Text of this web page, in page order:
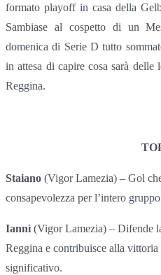
formato playoff in casa della
Sambiase al cospetto di un
domenica di Serie D tutto
in attesa di capire cosa sarà
Reggina.
Staiano (Vigor Lamezia) – Gol
consapevolezza per l’intero
Iannì (Vigor Lamezia) – Difende
Reggina e contribuisce alla
significativo.